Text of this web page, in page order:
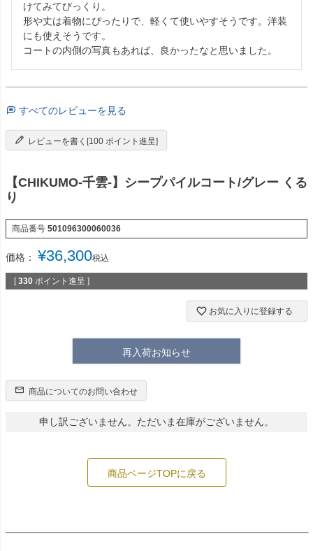
けてみてびっくり。
形や丈は着物にぴったりで、軽くて使いやすそうです。洋装
にも使えそうです。
コートの内側の写真もあれば、良かったなと思いました。
すべてのレビューを見る
レビューを書く[100 ポイント進呈]
【CHIKUMO-千雲-】シープパイルコート/グレー くる
り
商品番号 501096300060036
価格： ¥36,300税込
[ 330 ポイント進呈 ]
お気に入りに登録する
再入荷お知らせ
商品についてのお問い合わせ
申し訳ございません。ただいま在庫がございません。
商品ページTOPに戻る